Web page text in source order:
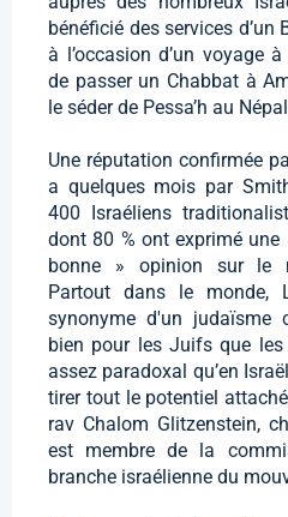
bénéficié des services
à l’occasion d’un voyage à
de passer un Chabbat à
le séder de Pessa’h au
Une réputation confirmée
a quelques mois par
400 Israéliens
dont 80 % ont exprimé
bonne » opinion sur le
Partout dans le monde,
synonyme d'un judaïsme
bien pour les Juifs que
assez paradoxal qu’en
tirer tout le potentiel
rav Chalom Glitzenstein,
est membre de la
branche israélienne du